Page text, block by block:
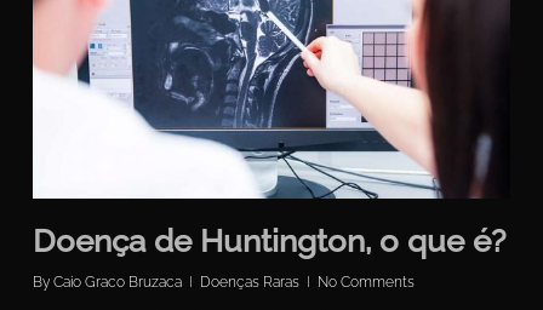
Doença de Huntington, o que é?
By Caio Graco Bruzaca Doenças Raras No Comments